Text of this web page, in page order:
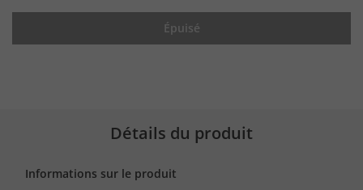
Épuisé
Détails du produit
Informations sur le produit